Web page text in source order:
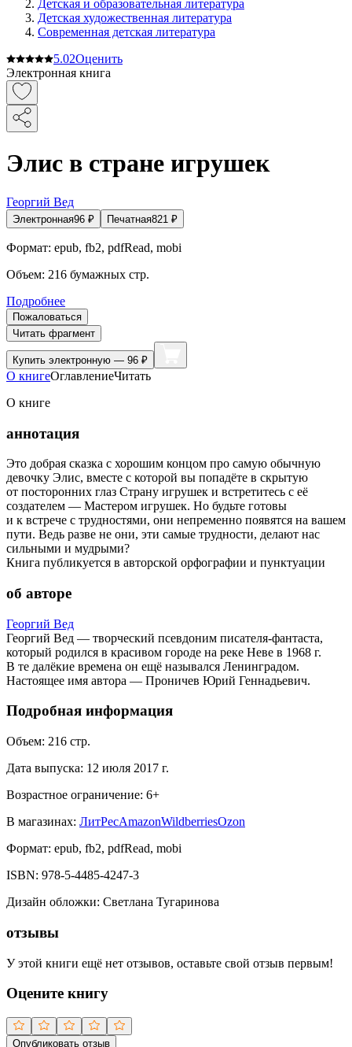
Детская и образовательная литература
Детская художественная литература
Современная детская литература
5.02Оценить
Электронная книга
Элис в стране игрушек
Георгий Вед
Электронная96 ₽ Печатная821 ₽
Формат: epub, fb2, pdfRead, mobi
Объем: 216 бумажных стр.
Подробнее
Пожаловаться
Читать фрагмент
Купить электронную — 96 ₽
О книгеОглавлениеЧитать
О книге
аннотация
Это добрая сказка с хорошим концом про самую обычную
девочку Элис, вместе с которой вы попадёте в скрытую
от посторонних глаз Страну игрушек и встретитесь с её
создателем — Мастером игрушек. Но будьте готовы
и к встрече с трудностями, они непременно появятся на вашем
пути. Ведь разве не они, эти самые трудности, делают нас
сильными и мудрыми?
Книга публикуется в авторской орфографии и пунктуации
об авторе
Георгий Вед
Георгий Вед — творческий псевдоним писателя-фантаста,
который родился в красивом городе на реке Неве в 1968 г.
В те далёкие времена он ещё назывался Ленинградом.
Настоящее имя автора — Проничев Юрий Геннадьевич.
Подробная информация
Объем: 216 стр.
Дата выпуска: 12 июля 2017 г.
Возрастное ограничение: 6+
В магазинах: ЛитРесAmazonWildberriesOzon
Формат: epub, fb2, pdfRead, mobi
ISBN: 978-5-4485-4247-3
Дизайн обложки: Светлана Тугаринова
отзывы
У этой книги ещё нет отзывов, оставьте свой отзыв первым!
Оцените книгу
Опубликовать отзыв